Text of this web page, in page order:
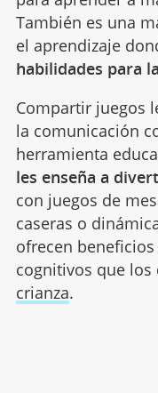
También es una
el aprendizaje
habilidades para
Compartir juegos
la comunicación
herramienta
les enseña a
con juegos de
caseras o
ofrecen
cognitivos que los
crianza.